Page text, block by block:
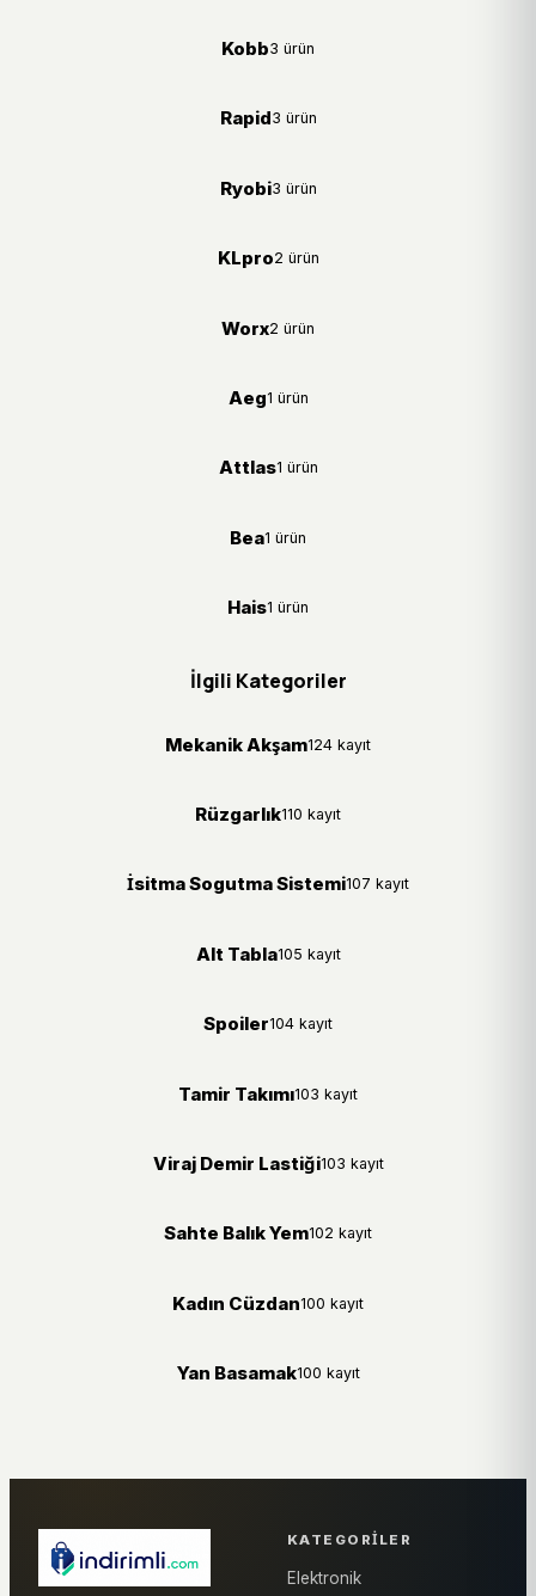
Kobb3 ürün
Rapid3 ürün
Ryobi3 ürün
KLpro2 ürün
Worx2 ürün
Aeg1 ürün
Attlas1 ürün
Bea1 ürün
Hais1 ürün
İlgili Kategoriler
Mekanik Akşam124 kayıt
Rüzgarlık110 kayıt
İsitma Sogutma Sistemi107 kayıt
Alt Tabla105 kayıt
Spoiler104 kayıt
Tamir Takımı103 kayıt
Viraj Demir Lastiği103 kayıt
Sahte Balık Yem102 kayıt
Kadın Cüzdan100 kayıt
Yan Basamak100 kayıt
KATEGORILER
Elektronik